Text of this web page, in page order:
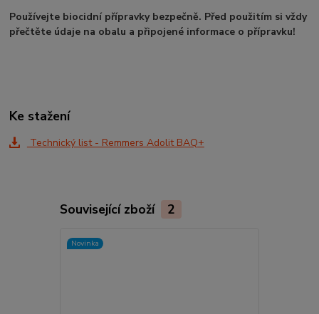
Používejte biocidní přípravky bezpečně. Před použitím si vždy
přečtěte údaje na obalu a připojené informace o přípravku!
Ke stažení
Technický list - Remmers Adolit BAQ+
Související zboží 2
Novinka